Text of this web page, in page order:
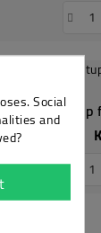
grow
Social
and